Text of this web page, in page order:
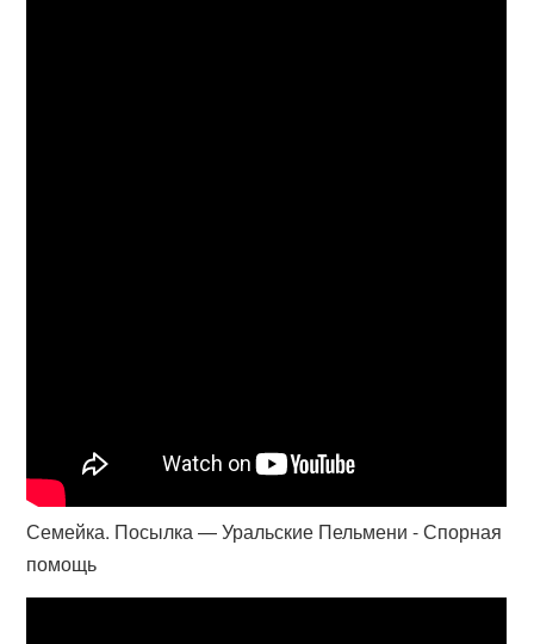
Семейка. Посылка — Уральские Пельмени - Спорная
помощь